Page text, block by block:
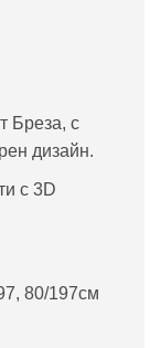
Бреза, с
дизайн.
с 3D
80/197см